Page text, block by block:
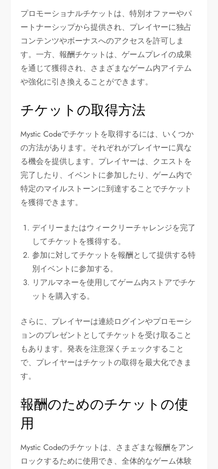
プロモーショナルチケットは、特別オファーやパ
ートナーシップから提供され、プレイヤーに独占
コンテンツやボーナスへのアクセスを許可しま
す。一方、報酬チケットは、ゲームプレイの成果
を通じて獲得され、さまざまなゲーム内アイテム
や強化に引き換えることができます。
チケットの取得方法
Mystic Codeでチケットを取得するには、いくつか
の方法があります。それぞれがプレイヤーに異な
る機会を提供します。プレイヤーは、クエストを
完了したり、イベントに参加したり、ゲーム内で
特定のマイルストーンに到達することでチケット
を獲得できます。
デイリーまたはウィークリーチャレンジを完了
してチケットを獲得する。
参加に対してチケットを報酬として提供する特
別イベントに参加する。
リアルマネーを使用してゲーム内ストアでチケ
ットを購入する。
さらに、プレイヤーは連続ログインやプロモーシ
ョンのプレゼントとしてチケットを受け取ること
もあります。発表を注意深くチェックすること
で、プレイヤーはチケットの取得を最大化できま
す。
報酬のためのチケットの使
用
Mystic Codeのチケットは、さまざまな報酬をアン
ロックするために使用でき、全体的なゲーム体験